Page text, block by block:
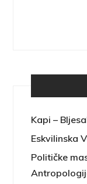
Kapi –
Eskvilinska
Političke